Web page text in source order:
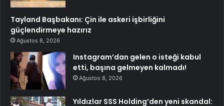
Tayland Başbakanı: Çin ile askeri işbirliğini
güçlendirmeye hazırız
Ağustos 8, 2026
Instagram’dan gelen o isteği kabul
etti, başına gelmeyen kalmadı!
Ağustos 8, 2026
Yıldızlar SSS Holding’den yeni skandal: